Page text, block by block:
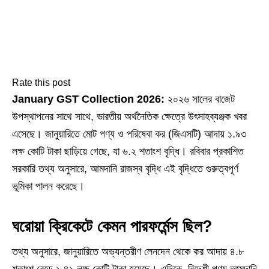
Rate this post
January GST Collection 2026: ২০২৬ সালের বাজেট
উপস্থাপনের সাথে সাথে, ভারতীয় অর্থনৈতিক ক্ষেত্রে উৎসাহব্যঞ্জক খবর
এসেছে। জানুয়ারিতে মোট পণ্য ও পরিষেবা কর (জিএসটি) আদায় ১.৯৩
লক্ষ কোটি টাকা ছাড়িয়ে গেছে, যা ৬.২ শতাংশ বৃদ্ধি। রবিবার প্রকাশিত
সরকারি তথ্য অনুসারে, আমদানি রাজস্ব বৃদ্ধি এই বৃদ্ধিতে গুরুত্বপূর্ণ
ভূমিকা পালন করেছে।
ঘরোয়া ক্রিকেটে কেমন পারফর্মেন্স ছিল?
তথ্য অনুসারে, জানুয়ারিতে অভ্যন্তরীণ লেনদেন থেকে কর আদায় ৪.৮